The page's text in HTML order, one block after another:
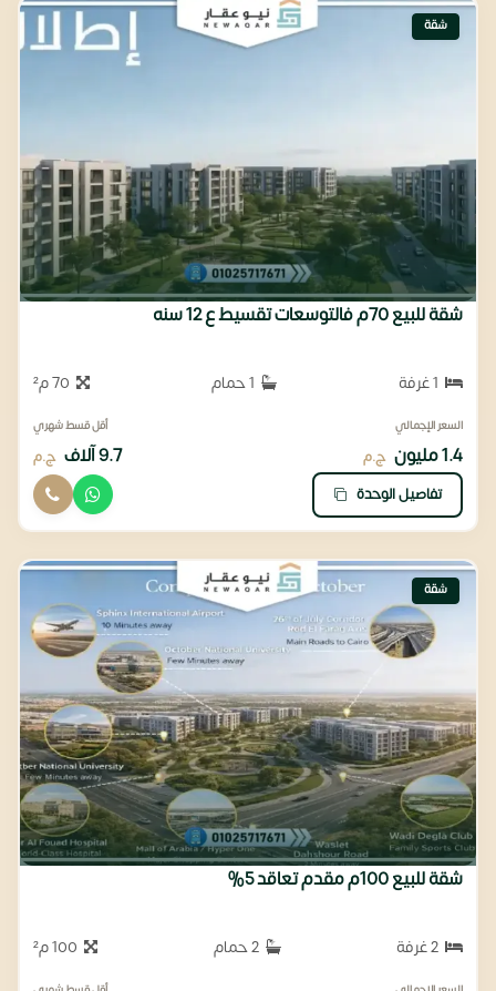
شقة
شقة للبيع 70م فالتوسعات تقسيط ع 12 سنه
السعر الإجمالي
1.4 مليون ج.م
أقل قسط شهري
9.7 آلاف ج.م
تفاصيل الوحدة
شقة
شقة للبيع 100م مقدم تعاقد 5%
2 حمام